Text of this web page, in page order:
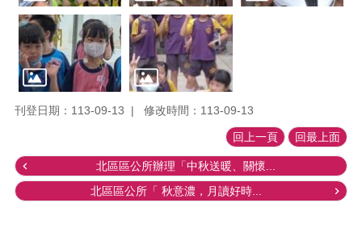
刊登日期：113-09-13 修改時間：113-09-13
回上一頁 回最上面
北區區公所辦理「中秋送暖、關懷...
北區區公所「 秋意濃，月讀好時...